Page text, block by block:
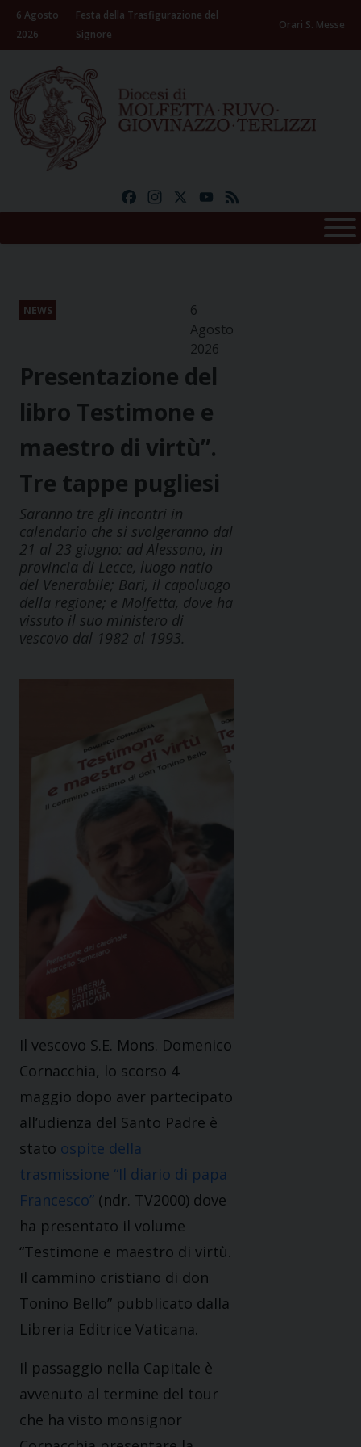
Skip
content
6 Agosto
2026
Festa della Trasfigurazione del
Signore
Orari S. Messe
FacebookInstagramYouTube
NEWS
6
Agosto
2026
Presentazione del
libro Testimone e
maestro di virtù”.
Tre tappe pugliesi
Saranno tre gli incontri in
calendario che si svolgeranno dal
21 al 23 giugno: ad Alessano, in
provincia di Lecce, luogo natio
del Venerabile; Bari, il capoluogo
della regione; e Molfetta, dove ha
vissuto il suo ministero di
vescovo dal 1982 al 1993.
Il vescovo S.E. Mons. Domenico
Cornacchia, lo scorso 4
maggio dopo aver partecipato
all’udienza del Santo Padre è
stato ospite della
trasmissione “Il diario di papa
Francesco” (ndr. TV2000) dove
ha presentato il volume
“Testimone e maestro di virtù.
Il cammino cristiano di don
Tonino Bello” pubblicato dalla
Libreria Editrice Vaticana.
Il passaggio nella Capitale è
avvenuto al termine del tour
che ha visto monsignor